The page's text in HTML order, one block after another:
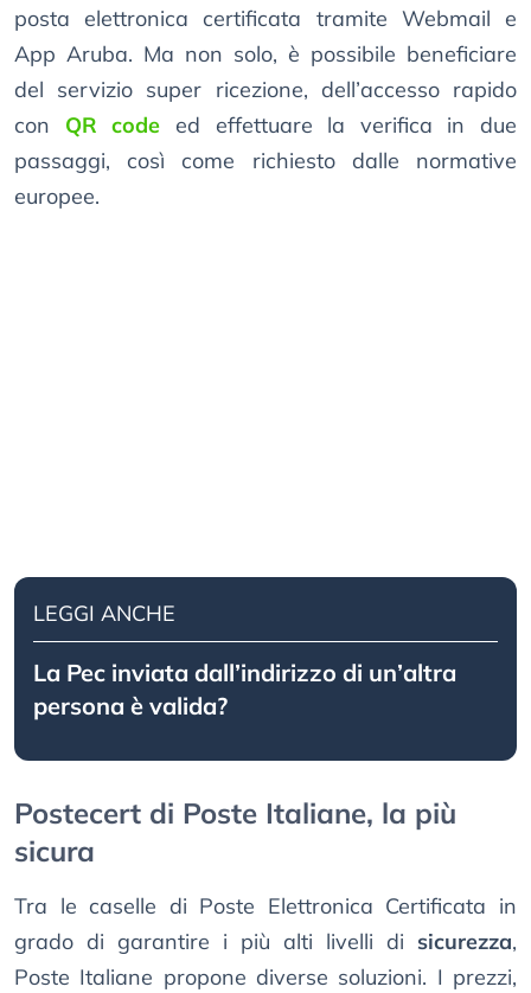
posta elettronica certificata tramite Webmail e
App Aruba. Ma non solo, è possibile beneficiare
del servizio super ricezione, dell’accesso rapido
con QR code ed effettuare la verifica in due
passaggi, così come richiesto dalle normative
europee.
LEGGI ANCHE
La Pec inviata dall’indirizzo di un’altra
persona è valida?
Postecert di Poste Italiane, la più
sicura
Tra le caselle di Poste Elettronica Certificata in
grado di garantire i più alti livelli di sicurezza,
Poste Italiane propone diverse soluzioni. I prezzi,